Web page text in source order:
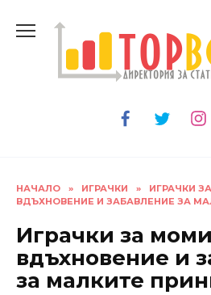
НАЧАЛО » ИГРАЧКИ »
ИГРАЧКИ
ВДЪХНОВЕНИЕ И ЗАБАВЛЕНИЕ ЗА
Играчки за
вдъхновение и
за малките